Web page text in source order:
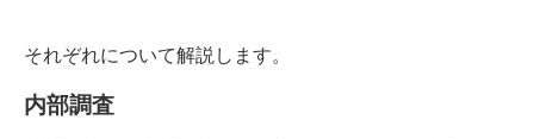
それぞれについて解説します。
内部調査